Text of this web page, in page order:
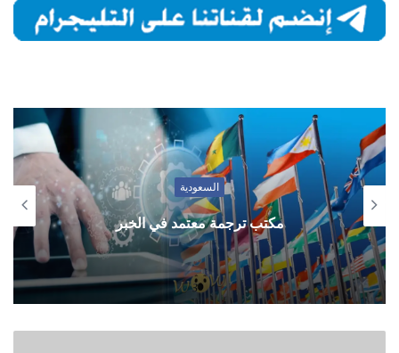
السعودية
مكتب ترجمة معتمد في الخبر